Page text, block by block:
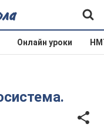
Онлайн уроки